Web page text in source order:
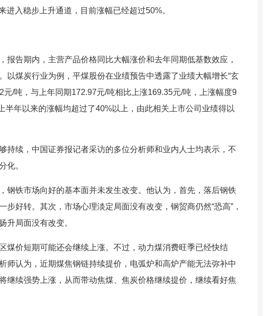
入稳步上升通道，目前涨幅已经超过50%。
期内，主营产品价格同比大幅涨价和去年同期低基数效应，
以煤炭行业为例，平煤股份在业绩预告中透露了业绩大幅增长“玄
/吨，与上年同期172.97元/吨相比上涨169.35元/吨，上涨幅度9
年以来的涨幅均超过了40%以上，由此相关上市公司业绩得以
续，中国证券报记者采访的多位分析师和业内人士均表示，不
化。
铁市场向好的基本面并未发生改变。他认为，首先，落后钢铁
好转。其次，市场心理淡定局面没有改变，钢贸商仍然“恐高”，
升局面没有改变。
价短期可能还会继续上涨。不过，动力煤消费旺季已经快结
师认为，近期煤焦钢链持续提价，电弧炉和高炉产能无法弥补中
继续强势上涨，从而带动焦煤、焦炭价格继续提价，继续看好焦